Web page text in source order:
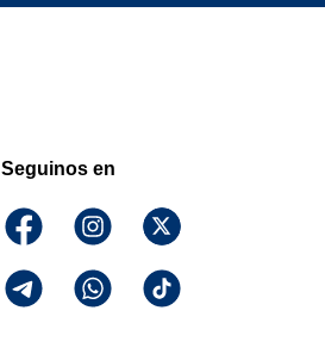
Seguinos en